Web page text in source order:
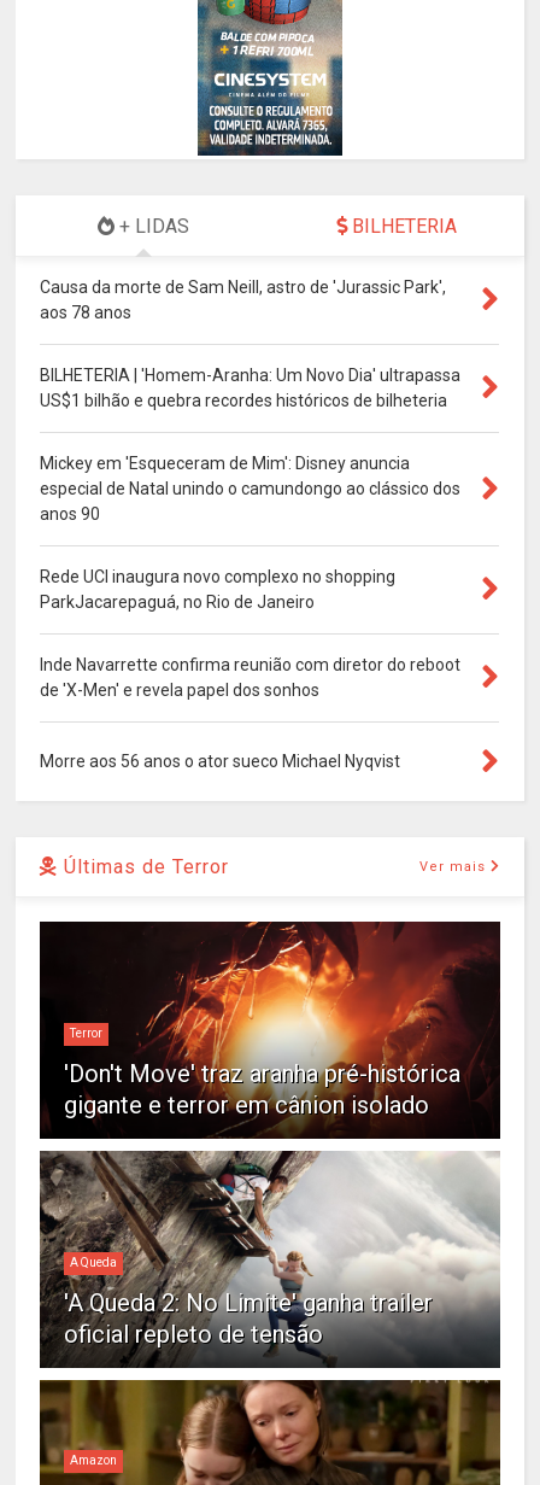
+ LIDAS BILHETERIA
Causa da morte de Sam Neill, astro de 'Jurassic Park',
aos 78 anos
BILHETERIA | 'Homem-Aranha: Um Novo Dia' ultrapassa
US$1 bilhão e quebra recordes históricos de bilheteria
Mickey em 'Esqueceram de Mim': Disney anuncia
especial de Natal unindo o camundongo ao clássico dos
anos 90
Rede UCI inaugura novo complexo no shopping
ParkJacarepaguá, no Rio de Janeiro
Inde Navarrette confirma reunião com diretor do reboot
de 'X-Men' e revela papel dos sonhos
Morre aos 56 anos o ator sueco Michael Nyqvist
Últimas de Terror Ver mais
Terror
'Don't Move' traz aranha pré-histórica
gigante e terror em cânion isolado
A Queda
'A Queda 2: No Limite' ganha trailer
oficial repleto de tensão
Amazon